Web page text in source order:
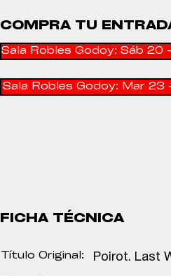
COMPRA TU
Sala Robles Godoy: Sáb 20
Sala Robles Godoy: Mar 23
FICHA TÉCNICA
Título Original: Poirot. Last